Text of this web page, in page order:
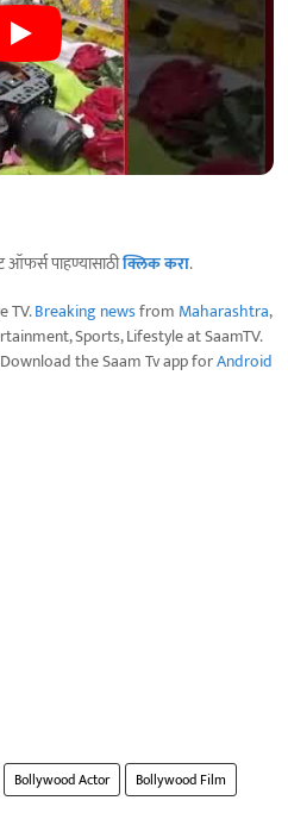
ऑफर्स पाहण्यासाठीक्लिक करा.
TV.Breaking newsfrom Maharashtra,
Sports, Lifestyle at SaamTV.
the Saam Tv app forAndroid
Bollywood Actor
Bollywood Film